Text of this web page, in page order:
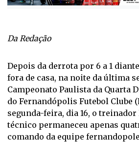
Da Redação
Depois da derrota por 6 a 1
fora de casa, na noite da última
Campeonato Paulista da Quarta
do Fernandópolis Futebol Clube
segunda-feira, dia 16, o treinador
técnico permaneceu apenas
comando da equipe